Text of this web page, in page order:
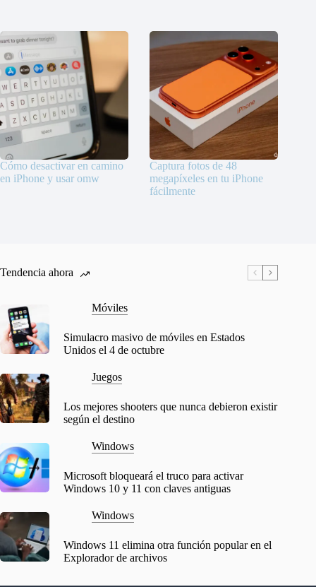
Cómo desactivar en camino
en iPhone y usar omw
Captura fotos de 48
megapíxeles en tu iPhone
fácilmente
Tendencia ahora
Móviles
Simulacro masivo de móviles en Estados
Unidos el 4 de octubre
Juegos
Los mejores shooters que nunca debieron existir
según el destino
Windows
Microsoft bloqueará el truco para activar
Windows 10 y 11 con claves antiguas
Windows
Windows 11 elimina otra función popular en el
Explorador de archivos